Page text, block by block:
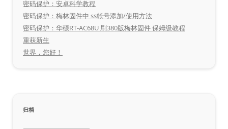
密码保护：安卓科学教程
密码保护：梅林固件中 ss帐号添加/使用方法
密码保护：华硕RT-AC68U 刷380版梅林固件 保姆级教程
重获新生
世界，您好！
归档